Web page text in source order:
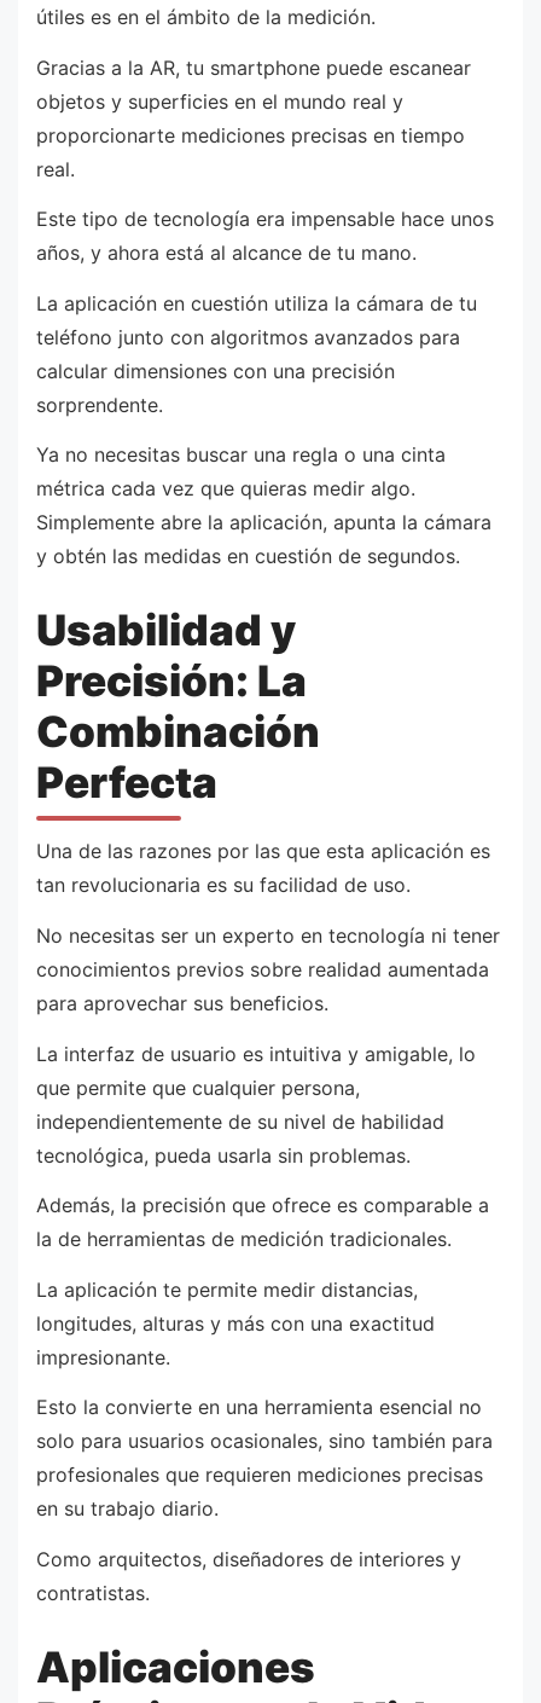
útiles es en el ámbito de la medición.
Gracias a la AR, tu smartphone puede escanear
objetos y superficies en el mundo real y
proporcionarte mediciones precisas en tiempo
real.
Este tipo de tecnología era impensable hace unos
años, y ahora está al alcance de tu mano.
La aplicación en cuestión utiliza la cámara de tu
teléfono junto con algoritmos avanzados para
calcular dimensiones con una precisión
sorprendente.
Ya no necesitas buscar una regla o una cinta
métrica cada vez que quieras medir algo.
Simplemente abre la aplicación, apunta la cámara
y obtén las medidas en cuestión de segundos.
Usabilidad y
Precisión: La
Combinación
Perfecta
Una de las razones por las que esta aplicación es
tan revolucionaria es su facilidad de uso.
No necesitas ser un experto en tecnología ni tener
conocimientos previos sobre realidad aumentada
para aprovechar sus beneficios.
La interfaz de usuario es intuitiva y amigable, lo
que permite que cualquier persona,
independientemente de su nivel de habilidad
tecnológica, pueda usarla sin problemas.
Además, la precisión que ofrece es comparable a
la de herramientas de medición tradicionales.
La aplicación te permite medir distancias,
longitudes, alturas y más con una exactitud
impresionante.
Esto la convierte en una herramienta esencial no
solo para usuarios ocasionales, sino también para
profesionales que requieren mediciones precisas
en su trabajo diario.
Como arquitectos, diseñadores de interiores y
contratistas.
Aplicaciones